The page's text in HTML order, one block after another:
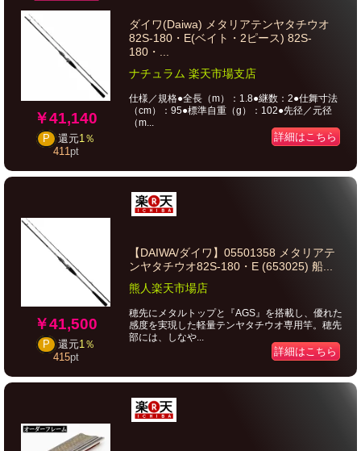
￥41,140
P 還元1％
411pt
ダイワ(Daiwa) メタリアテンヤタチウオ
82S-180・E(ベイト・2ピース) 82S-
180・...
ナチュラム 楽天市場支店
仕様／規格●全長（m）：1.8●継数：2●仕舞寸法
（cm）：95●標準自重（g）：102●先径／元径
（m...
詳細はこちら
￥41,500
P 還元1％
415pt
【DAIWA/ダイワ】05501358 メタリアテ
ンヤタチウオ82S-180・E (653025) 船...
熊人楽天市場店
穂先にメタルトップと『AGS』を搭載し、優れた
感度を実現した軽量テンヤタチウオ専用竿。穂先
部には、しなや...
詳細はこちら